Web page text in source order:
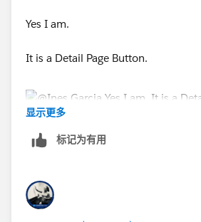
Yes I am.
It is a Detail Page Button.
I have only blacked out the two
in the Additional To: on the email
显示更多
标记为有用